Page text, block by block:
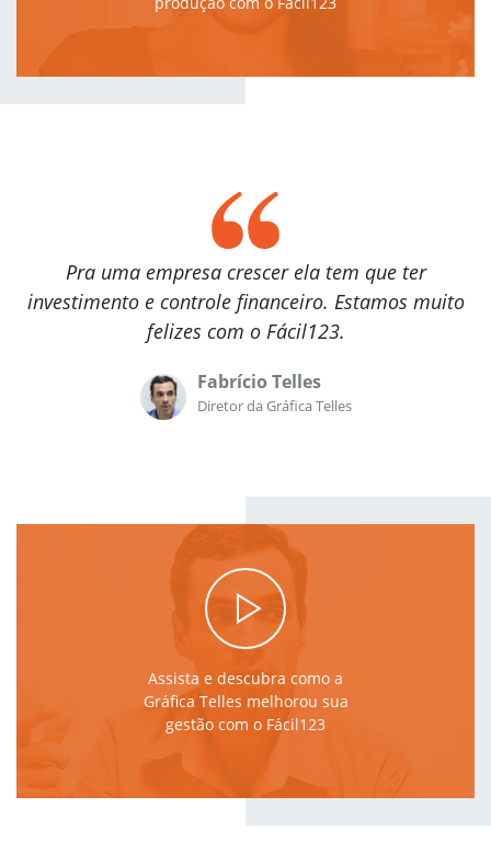
Pra uma empresa crescer ela tem que ter
investimento e controle financeiro. Estamos muito
felizes com o Fácil123.
Fabrício Telles
Diretor da Gráfica Telles
Assista e descubra como a
Gráfica Telles melhorou sua
gestão com o Fácil123